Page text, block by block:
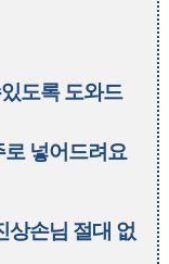
도록 도와드
넣어드려요
상손님 절대 없